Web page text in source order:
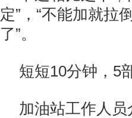
定”，“不能加就拉
了”。
短短10分钟，5
加油站工作人